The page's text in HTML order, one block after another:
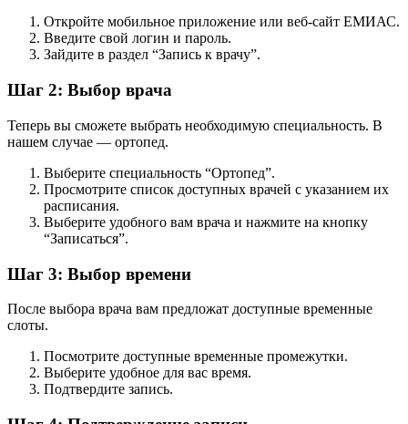
Откройте мобильное приложение или веб-сайт ЕМИАС.
Введите свой логин и пароль.
Зайдите в раздел “Запись к врачу”.
Шаг 2: Выбор врача
Теперь вы сможете выбрать необходимую специальность. В
нашем случае — ортопед.
Выберите специальность “Ортопед”.
Просмотрите список доступных врачей с указанием их
расписания.
Выберите удобного вам врача и нажмите на кнопку
“Записаться”.
Шаг 3: Выбор времени
После выбора врача вам предложат доступные временные
слоты.
Посмотрите доступные временные промежутки.
Выберите удобное для вас время.
Подтвердите запись.